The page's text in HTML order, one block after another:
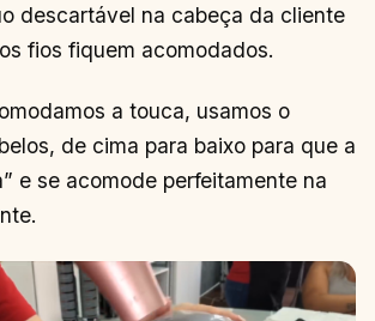
descartável na cabeça da cliente
fios fiquem acomodados.
a touca, usamos o
de cima para baixo para que a
e se acomode perfeitamente na